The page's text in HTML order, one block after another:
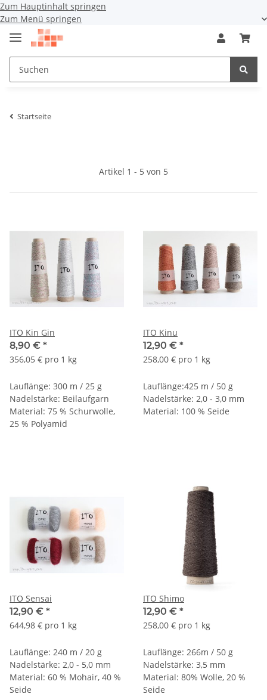
Zum Hauptinhalt springen
Zum Menü springen
Startseite
Artikel 1 - 5 von 5
ITO Kin Gin
8,90 € *
356,05 € pro 1 kg
Lauflänge: 300 m / 25 g
Nadelstärke: Beilaufgarn
Material: 75 % Schurwolle,
25 % Polyamid
ITO Kinu
12,90 € *
258,00 € pro 1 kg
Lauflänge:425 m / 50 g
Nadelstärke: 2,0 - 3,0 mm
Material: 100 % Seide
ITO Sensai
12,90 € *
644,98 € pro 1 kg
Lauflänge: 240 m / 20 g
Nadelstärke: 2,0 - 5,0 mm
Material: 60 % Mohair, 40 %
Seide
ITO Shimo
12,90 € *
258,00 € pro 1 kg
Lauflänge: 266m / 50 g
Nadelstärke: 3,5 mm
Material: 80% Wolle, 20 %
Seide